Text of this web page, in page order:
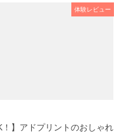
体験レビュー
！】アドプリントのおしゃれ